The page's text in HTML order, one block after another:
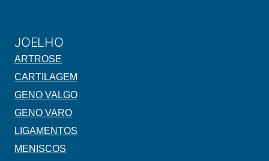
JOELHO
ARTROSE
CARTILAGEM
GENO VALGO
GENO VARO
LIGAMENTOS
MENISCOS